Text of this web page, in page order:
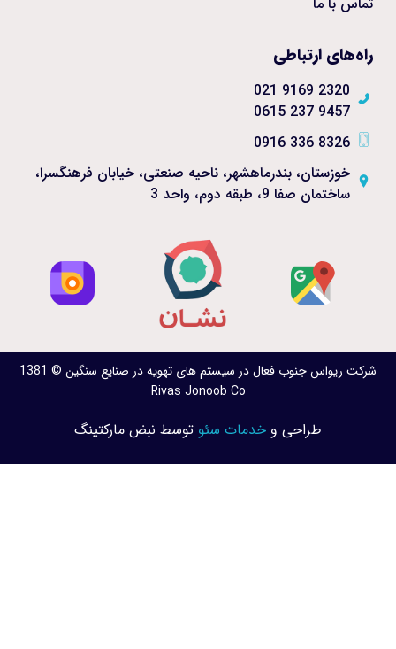
راه‌های ارتباطی
2320 9169 021
9457 237 0615
8326 336 0916
خوزستان، بندرماهشهر، ناحیه صنعتی، خیابان فرهنگسرا،
ساختمان صفا 9، طبقه دوم، واحد 3 ​
شرکت ریواس جنوب فعال در سیستم های تهویه در صنایع سنگین © 1381
Rivas Jonoob Co
طراحی و خدمات سئو توسط نبض مارکتینگ